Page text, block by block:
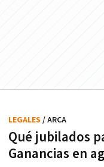
Qué jubilados
Ganancias en
LEGALES / ARCA